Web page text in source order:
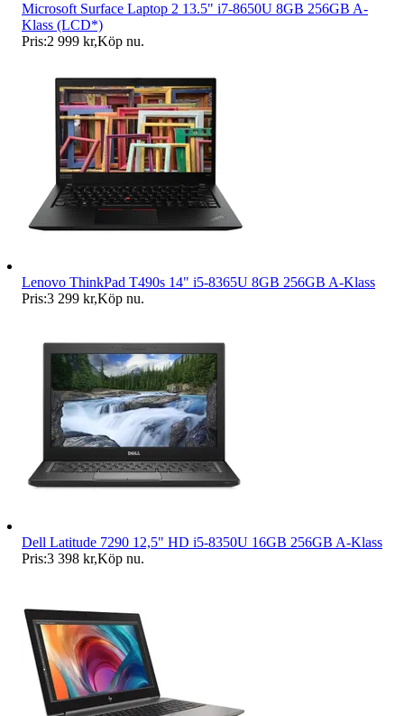
Microsoft Surface Laptop 2 13.5" i7-8650U 8GB 256GB A-
Klass (LCD*)
Pris:2 999 kr,Köp nu.
Lenovo ThinkPad T490s 14" i5-8365U 8GB 256GB A-Klass
Pris:3 299 kr,Köp nu.
Dell Latitude 7290 12,5" HD i5-8350U 16GB 256GB A-Klass
Pris:3 398 kr,Köp nu.